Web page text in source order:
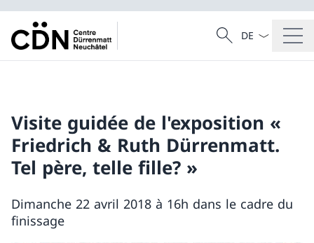
Cercare
Ricerca
Dal menu a
Visite guidée de l'exposition «
Friedrich & Ruth Dürrenmatt.
Tel père, telle fille? »
Dimanche 22 avril 2018 à 16h dans le cadre du
finissage